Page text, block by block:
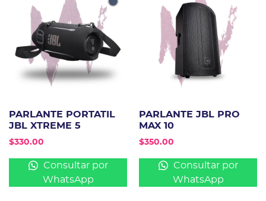
PARLANTE PORTATIL
JBL XTREME 5
$330.00
Consultar por
WhatsApp
PARLANTE JBL PRO
MAX 10
$350.00
Consultar por
WhatsApp